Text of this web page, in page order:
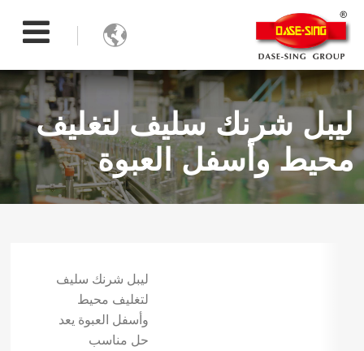

ليبل شرنك سليف لتغليف
محيط وأسفل العبوة
ليبل شرنك سليف
لتغليف محيط
وأسفل العبوة يعد
حل مناسب